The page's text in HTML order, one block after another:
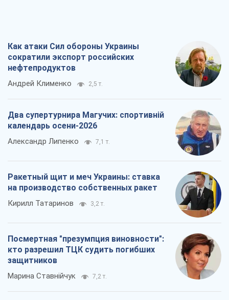
Как атаки Сил обороны Украины
сократили экспорт российских
нефтепродуктов
Андрей Клименко 2,5 т.
Два супертурнира Магучих: спортивній
календарь осени-2026
Александр Липенко 7,1 т.
Ракетный щит и меч Украины: ставка
на производство собственных ракет
Кирилл Татаринов 3,2 т.
Посмертная "презумпция виновности":
кто разрешил ТЦК судить погибших
защитников
Марина Ставнійчук 7,2 т.